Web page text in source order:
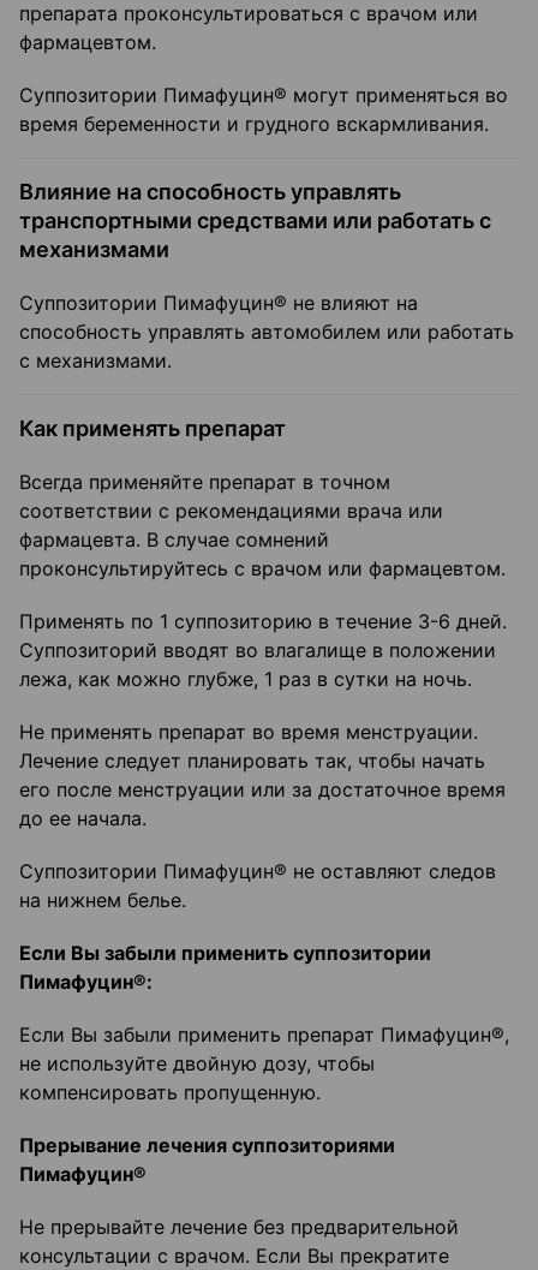
препарата проконсультироваться с врачом или
фармацевтом.
Суппозитории Пимафуцин® могут применяться во
время беременности и грудного вскармливания.
Влияние на способность управлять
транспортными средствами или работать с
механизмами
Суппозитории Пимафуцин® не влияют на
способность управлять автомобилем или работать
с механизмами.
Как применять препарат
Всегда применяйте препарат в точном
соответствии с рекомендациями врача или
фармацевта. В случае сомнений
проконсультируйтесь с врачом или фармацевтом.
Применять по 1 суппозиторию в течение 3-6 дней.
Суппозиторий вводят во влагалище в положении
лежа, как можно глубже, 1 раз в сутки на ночь.
Не применять препарат во время менструации.
Лечение следует планировать так, чтобы начать
его после менструации или за достаточное время
до ее начала.
Суппозитории Пимафуцин® не оставляют следов
на нижнем белье.
Если Вы забыли применить суппозитории
Пимафуцин®:
Если Вы забыли применить препарат Пимафуцин®,
не используйте двойную дозу, чтобы
компенсировать пропущенную.
Прерывание лечения суппозиториями
Пимафуцин®
Не прерывайте лечение без предварительной
консультации с врачом. Если Вы прекратите